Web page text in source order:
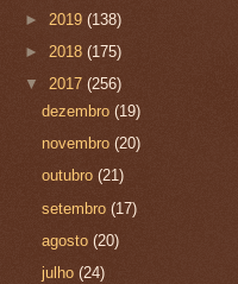
► 2019 (138)
► 2018 (175)
▼ 2017 (256)
dezembro(19)
novembro(20)
outubro(21)
setembro(17)
agosto(20)
julho(24)